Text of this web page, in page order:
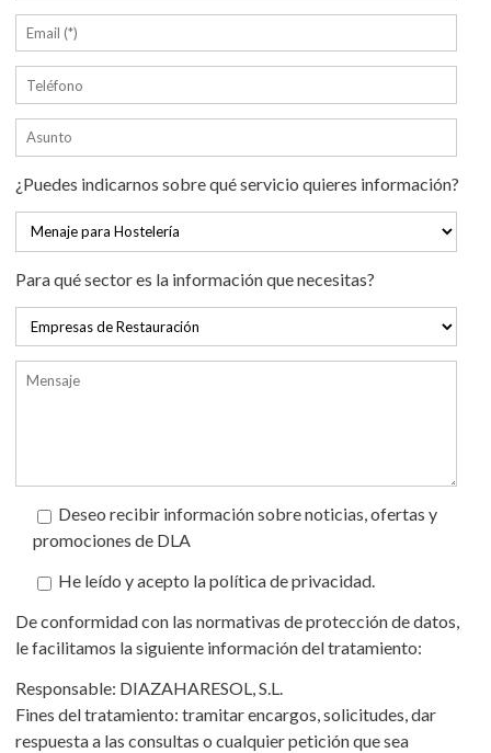
¿Puedes indicarnos sobre qué servicio quieres información?
Para qué sector es la información que necesitas?
Deseo recibir información sobre noticias, ofertas y
promociones de DLA
He leído y acepto la política de privacidad.
De conformidad con las normativas de protección de datos,
le facilitamos la siguiente información del tratamiento:
Responsable: DIAZAHARESOL, S.L.
Fines del tratamiento: tramitar encargos, solicitudes, dar
respuesta a las consultas o cualquier petición que sea